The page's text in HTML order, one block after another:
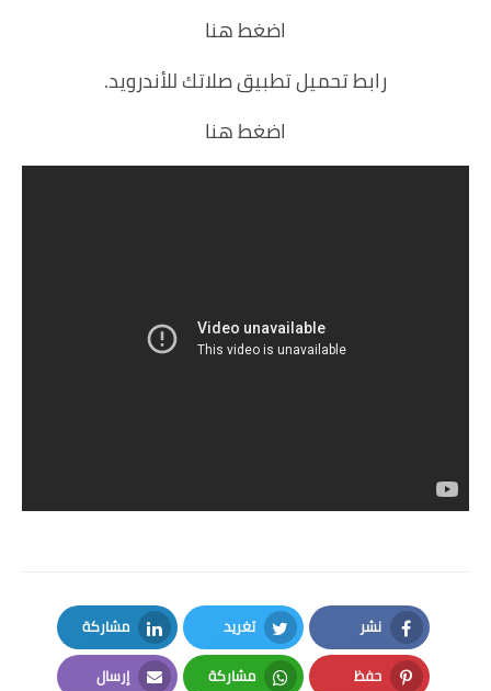
اضغط هنا
رابط تحميل تطبيق صلاتك للأندرويد.
اضغط هنا
نشر
Facebook
تغريد
Twitter
مشاركة
LinkedIn
حفظ مشاركة إرسال